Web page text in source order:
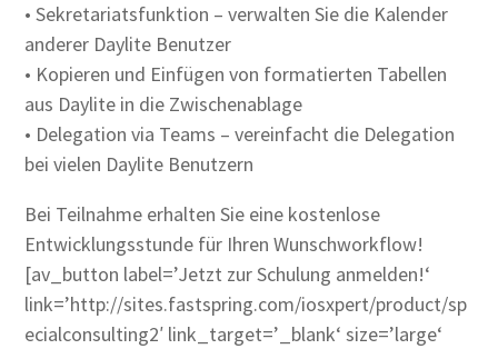
• Sekretariatsfunktion – verwalten Sie die Kalender
anderer Daylite Benutzer
• Kopieren und Einfügen von formatierten Tabellen
aus Daylite in die Zwischenablage
• Delegation via Teams – vereinfacht die Delegation
bei vielen Daylite Benutzern
Bei Teilnahme erhalten Sie eine kostenlose
Entwicklungsstunde für Ihren Wunschworkflow!
[av_button label=’Jetzt zur Schulung anmelden!‘
link=’http://sites.fastspring.com/iosxpert/product/sp
ecialconsulting2′ link_target=’_blank‘ size=’large‘